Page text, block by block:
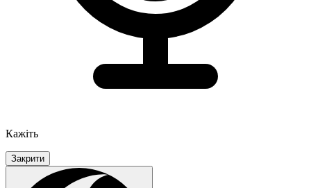
Кажіть
Закрити